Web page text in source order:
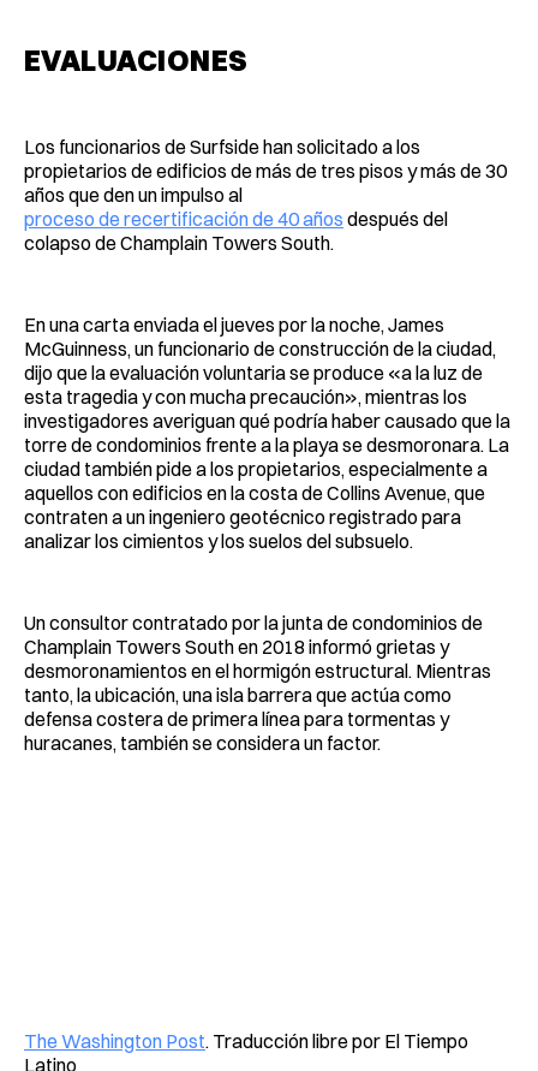
EVALUACIONES
Los funcionarios de Surfside han solicitado a los
propietarios de edificios de más de tres pisos y más de 30
años que den un impulso al
proceso de recertificación de 40 años después del
colapso de Champlain Towers South.
En una carta enviada el jueves por la noche, James
McGuinness, un funcionario de construcción de la ciudad,
dijo que la evaluación voluntaria se produce «a la luz de
esta tragedia y con mucha precaución», mientras los
investigadores averiguan qué podría haber causado que la
torre de condominios frente a la playa se desmoronara. La
ciudad también pide a los propietarios, especialmente a
aquellos con edificios en la costa de Collins Avenue, que
contraten a un ingeniero geotécnico registrado para
analizar los cimientos y los suelos del subsuelo.
Un consultor contratado por la junta de condominios de
Champlain Towers South en 2018 informó grietas y
desmoronamientos en el hormigón estructural. Mientras
tanto, la ubicación, una isla barrera que actúa como
defensa costera de primera línea para tormentas y
huracanes, también se considera un factor.
The Washington Post. Traducción libre por El Tiempo
Latino